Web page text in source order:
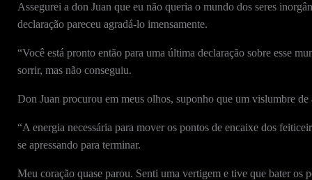
Assegurei a don Juan que eu não queria o mundo dos seres
declaração pareceu agradá-lo imensamente.
“Você está pronto então para uma última declaração sobre esse
sorrir, mas não conseguiu.
Don Juan procurou em meus olhos, suponho que um vislumbre
“A energia necessária para mover os pontos de encaixe dos
se apressando para terminar.
Meu coração quase parou. Senti uma vertigem e tive que bater os